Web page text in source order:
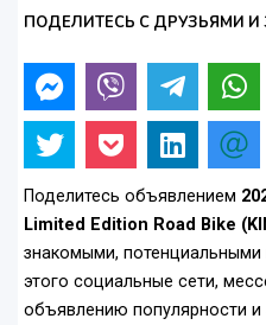
ПОДЕЛИТЕСЬ С ДРУЗЬЯМИ
Поделитесь объявлением
Limited Edition Road Bike
знакомыми, потенциальными
этого социальные сети,
объявлению популярности